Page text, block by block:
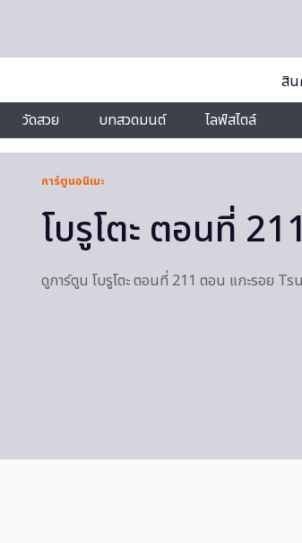
สิน
วัดสวย บทสวดมนต์ ไลฟ์สไตล์
การ์ตูนอนิเมะ
โบรูโตะ ตอนที่
ดูการ์ตูน โบรูโตะ ตอนที่ 211 ตอน แกะรอย